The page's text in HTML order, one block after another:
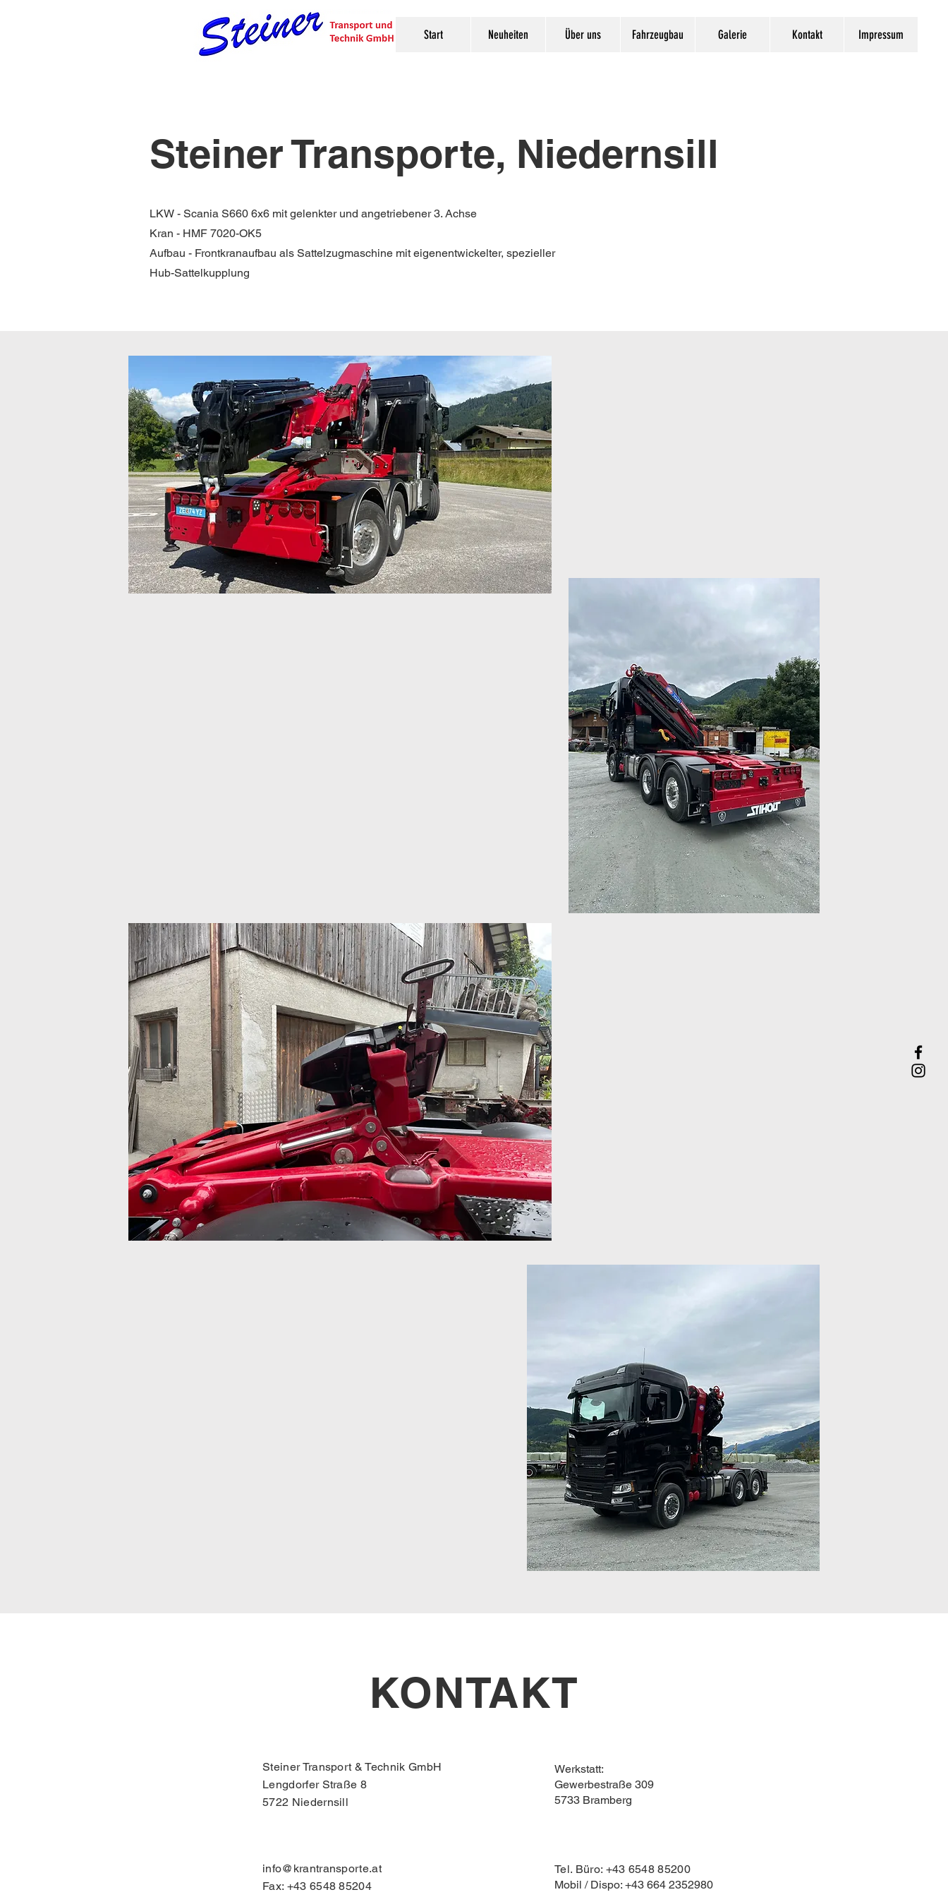
Start Neuheiten Über uns Fahrzeugbau Galerie Kontakt Impressum
Steiner Transporte, Niedernsill
LKW - Scania S660 6x6 mit gelenkter und angetriebener 3. Achse
Kran - HMF 7020-OK5
Aufbau - Frontkranaufbau als Sattelzugmaschine mit eigenentwickelter, spezieller
Hub-Sattelkupplung
KONTAKT
Steiner Transport & Technik GmbH
Lengdorfer Straße 8
5722 Niedernsill
info@krantransporte.at
Fax: +43 6548 85204
Werkstatt:
Gewerbestraße 309
5733 Bramberg
Tel. Büro: +43 6548 85200
Mobil / Dispo: +43 664 2352980